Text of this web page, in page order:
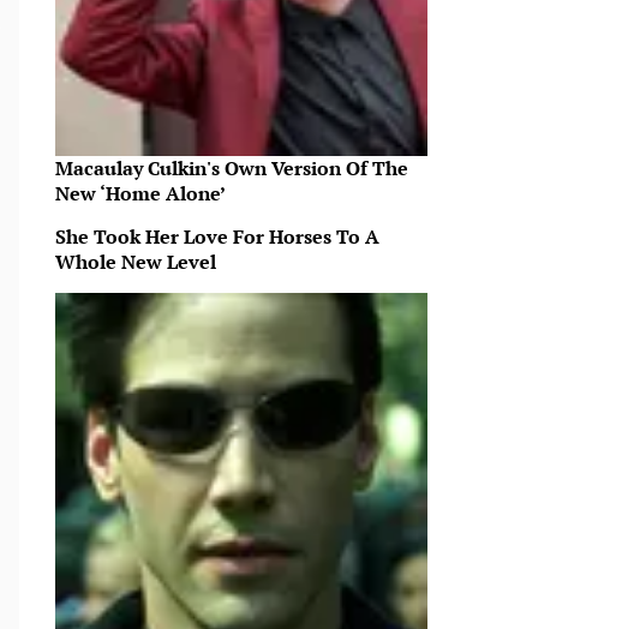
Macaulay Culkin's Own Version Of The
New ‘Home Alone’
She Took Her Love For Horses To A
Whole New Level